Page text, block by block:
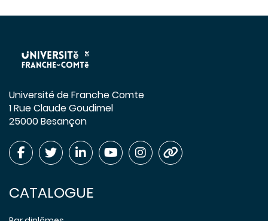
Université de Franche Comte
1 Rue Claude Goudimel
25000 Besançon
CATALOGUE